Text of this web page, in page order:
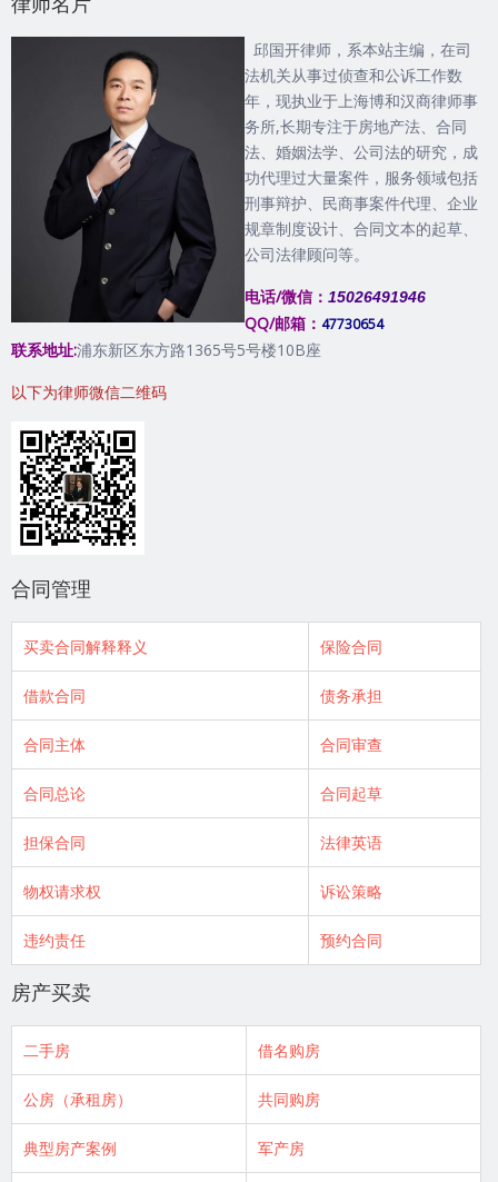
邱国开律师，系本站主编，在司
法机关从事过侦查和公诉工作数
年，现执业于上海博和汉商律师事
务所,长期专注于房地产法、合同
法、婚姻法学、公司法的研究，成
功代理过大量案件，服务领域包括
刑事辩护、民商事案件代理、企业
规章制度设计、合同文本的起草、
公司法律顾问等。
电话/微信： 15026491946
QQ/邮箱： 47730654
联系地址:浦东新区东方路1365号5号楼10B座
以下为律师微信二维码
合同管理
买卖合同解释释义 保险合同
借款合同 债务承担
合同主体 合同审查
合同总论 合同起草
担保合同 法律英语
物权请求权 诉讼策略
违约责任 预约合同
房产买卖
二手房 借名购房
公房（承租房） 共同购房
典型房产案例 军产房